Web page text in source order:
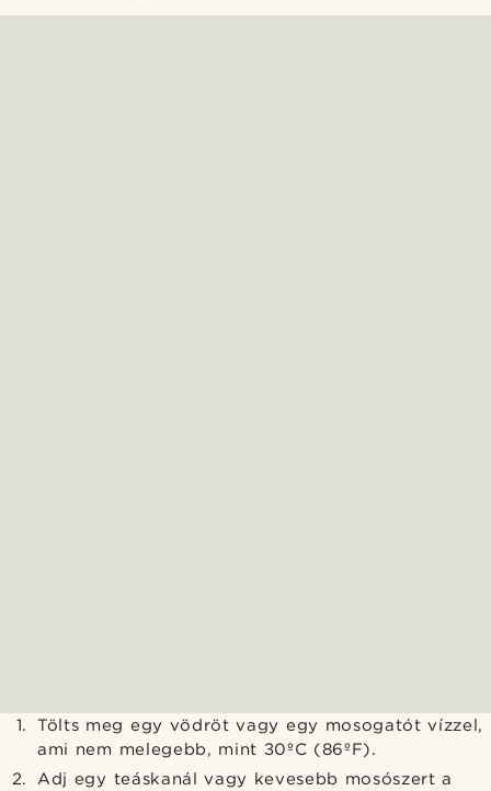
Tölts meg egy vödröt vagy egy mosogatót vízzel,
ami nem melegebb, mint 30ºC (86ºF).
Adj egy teáskanál vagy kevesebb mosószert a